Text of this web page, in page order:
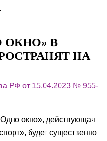
ОКНО» В
НА
РФ от 15.04.2023 № 955-
окно», действующая
будет существенно